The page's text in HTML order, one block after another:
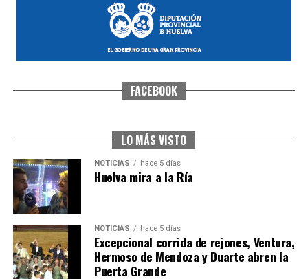
CUARTA CORRIDA DE LAS FIESTAS COLOMBINAS
FACEBOOK
LO MÁS VISTO
NOTICIAS hace 5 días
Huelva mira a la Ría
NOTICIAS hace 5 días
Excepcional corrida de rejones, Ventura,
Hermoso de Mendoza y Duarte abren la
Puerta Grande